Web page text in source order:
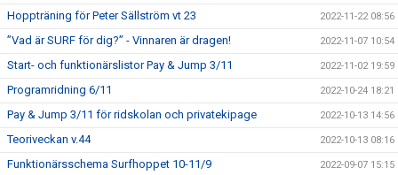
Hoppträning för Peter Sällström vt 23 2022-11-22 08:56
”Vad är SURF för dig?” - Vinnaren är dragen! 2022-11-07 10:54
Start- och funktionärslistor Pay & Jump 3/11 2022-11-02 19:59
Programridning 6/11 2022-10-24 18:21
Pay & Jump 3/11 för ridskolan och privatekipage 2022-10-13 14:56
Teoriveckan v.44 2022-10-13 08:16
Funktionärsschema Surfhoppet 10-11/9 2022-09-07 15:15